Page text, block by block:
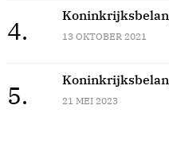
4. 13 OKTOBER 2021
5. 21 MEI 2023